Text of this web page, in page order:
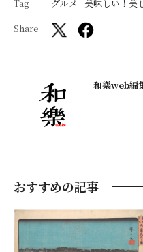
Tag グルメ
美味しい！美
Share
和樂web編
おすすめの記事